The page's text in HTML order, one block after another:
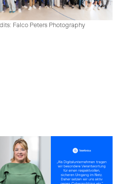
Falco Peters Photography